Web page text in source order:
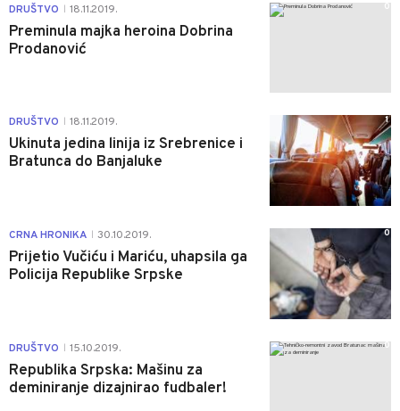
DRUŠTVO 18.11.2019.
Preminula majka heroina Dobrina
Prodanović
0
DRUŠTVO 18.11.2019.
Ukinuta jedina linija iz Srebrenice i
Bratunca do Banjaluke
1
CRNA HRONIKA 30.10.2019.
Prijetio Vučiću i Mariću, uhapsila ga
Policija Republike Srpske
0
DRUŠTVO 15.10.2019.
Republika Srpska: Mašinu za
deminiranje dizajnirao fudbaler!
0